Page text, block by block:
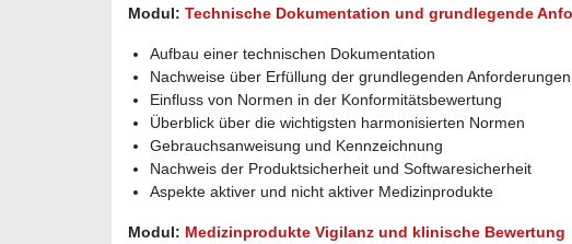
Modul: Technische Dokumentation und grundlegende
Aufbau einer technischen Dokumentation
Nachweise über Erfüllung der grundlegenden Anforderungen
Einfluss von Normen in der Konformitätsbewertung
Überblick über die wichtigsten harmonisierten Normen
Gebrauchsanweisung und Kennzeichnung
Nachweis der Produktsicherheit und Softwaresicherheit
Aspekte aktiver und nicht aktiver Medizinprodukte
Modul: Medizinprodukte Vigilanz und klinische Bewertung